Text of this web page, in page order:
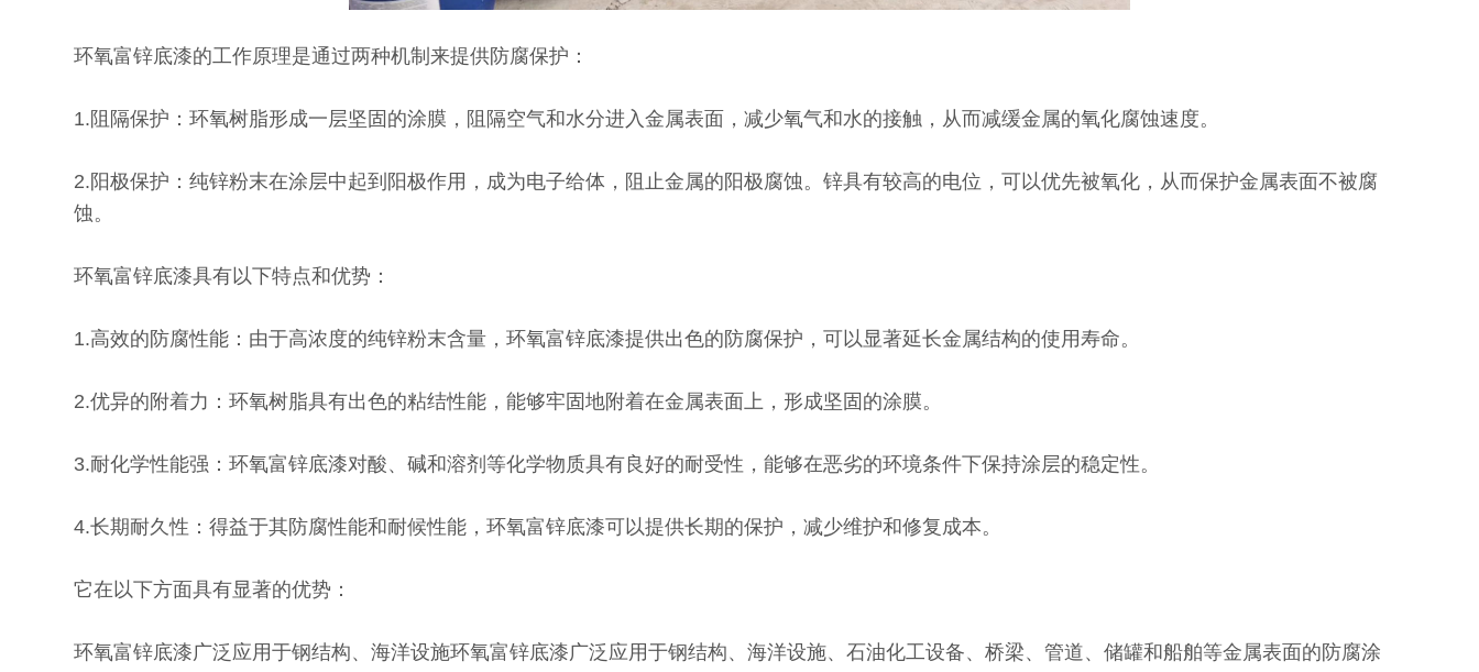
环氧富锌底漆的工作原理是通过两种机制来提供防腐保护：
1.阻隔保护：环氧树脂形成一层坚固的涂膜，阻隔空气和水分进入金属表面，减少氧气和水的接触，从而减缓金属的氧化腐蚀速度。
2.阳极保护：纯锌粉末在涂层中起到阳极作用，成为电子给体，阻止金属的阳极腐蚀。锌具有较高的电位，可以优先被氧化，从而保护金属表面不被腐
蚀。
环氧富锌底漆具有以下特点和优势：
1.高效的防腐性能：由于高浓度的纯锌粉末含量，环氧富锌底漆提供出色的防腐保护，可以显著延长金属结构的使用寿命。
2.优异的附着力：环氧树脂具有出色的粘结性能，能够牢固地附着在金属表面上，形成坚固的涂膜。
3.耐化学性能强：环氧富锌底漆对酸、碱和溶剂等化学物质具有良好的耐受性，能够在恶劣的环境条件下保持涂层的稳定性。
4.长期耐久性：得益于其防腐性能和耐候性能，环氧富锌底漆可以提供长期的保护，减少维护和修复成本。
它在以下方面具有显著的优势：
环氧富锌底漆广泛应用于钢结构、海洋设施环氧富锌底漆广泛应用于钢结构、海洋设施、石油化工设备、桥梁、管道、储罐和船舶等金属表面的防腐涂